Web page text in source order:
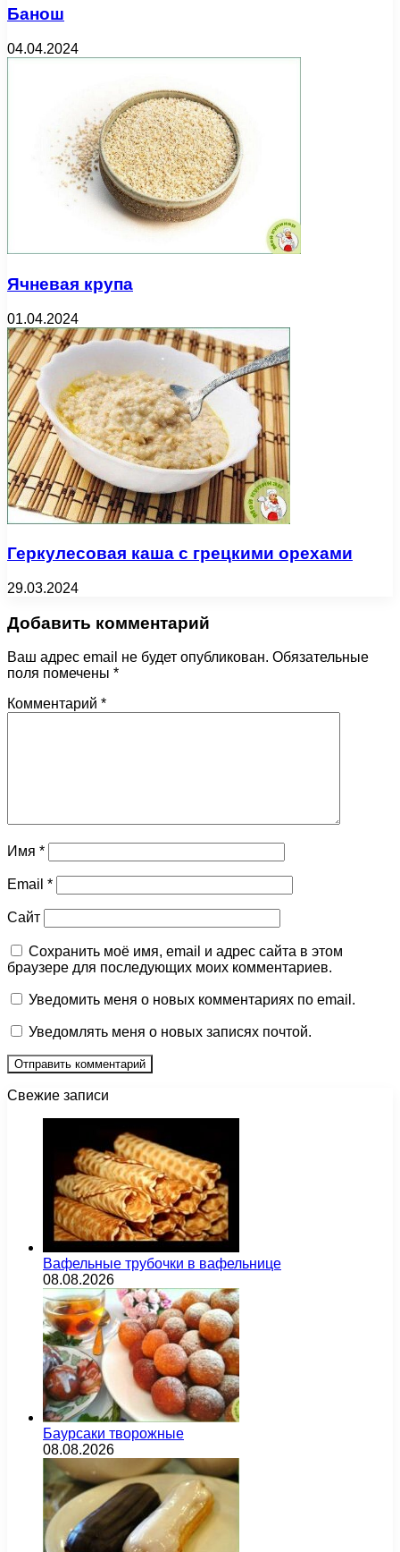
Банош
04.04.2024
Ячневая крупа
01.04.2024
Геркулесовая каша с грецкими орехами
29.03.2024
Добавить комментарий
Ваш адрес email не будет опубликован. Обязательные
поля помечены *
Комментарий *
Имя *
Email *
Сайт
Сохранить моё имя, email и адрес сайта в этом
браузере для последующих моих комментариев.
Уведомить меня о новых комментариях по email.
Уведомлять меня о новых записях почтой.
Свежие записи
Вафельные трубочки в вафельнице
08.08.2026
Баурсаки творожные
08.08.2026